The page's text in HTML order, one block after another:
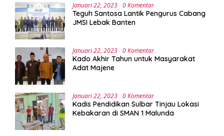
Januari 22, 2023 0 Komentar
Teguh Santosa Lantik Pengurus Cabang
JMSI Lebak Banten
Januari 22, 2023 0 Komentar
Kado Akhir Tahun untuk Masyarakat
Adat Majene
Januari 22, 2023 0 Komentar
Kadis Pendidikan Sulbar Tinjau Lokasi
Kebakaran di SMAN 1 Malunda